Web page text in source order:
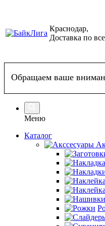
Краснодар,
Доставка по
Обращаем ваше
Меню
Каталог